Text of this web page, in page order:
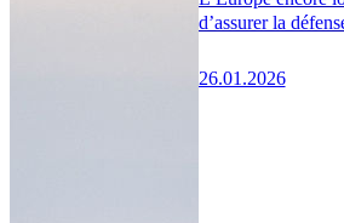
d’assurer la
26.01.2026